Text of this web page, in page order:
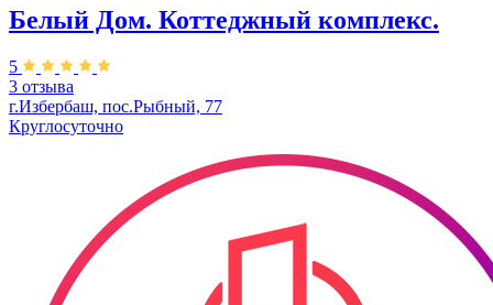
Белый Дом. ​Коттеджный комплекс.
5
3 отзыва
г.Избербаш, пос.Рыбный, 77
Круглосуточно